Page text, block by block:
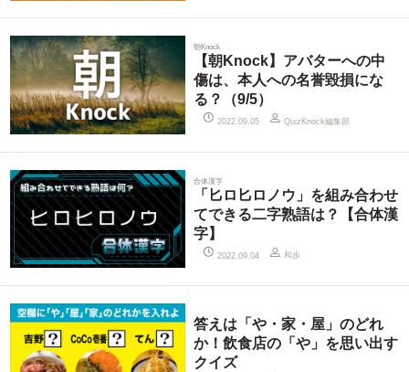
朝Knock
【朝Knock】アバターへの中
傷は、本人への名誉毀損にな
る？（9/5）
2022.09.05 QuizKnock編集部
合体漢字
「匕ロ匕ロノウ」を組み合わせ
てできる二字熟語は？【合体漢
字】
2022.09.04 和歩
答えは「や・家・屋」のどれ
か！飲食店の「や」を思い出す
クイズ